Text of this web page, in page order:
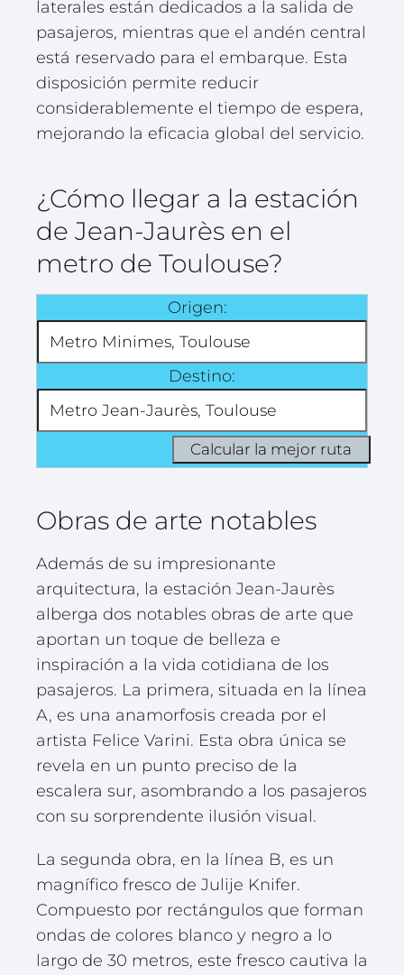
laterales están dedicados a la salida de
pasajeros, mientras que el andén central
está reservado para el embarque. Esta
disposición permite reducir
considerablemente el tiempo de espera,
mejorando la eficacia global del servicio.
¿Cómo llegar a la estación
de Jean-Jaurès en el
metro de Toulouse?
Origen:
Destino:
Obras de arte notables
Además de su impresionante
arquitectura, la estación Jean-Jaurès
alberga dos notables obras de arte que
aportan un toque de belleza e
inspiración a la vida cotidiana de los
pasajeros. La primera, situada en la línea
A, es una anamorfosis creada por el
artista Felice Varini. Esta obra única se
revela en un punto preciso de la
escalera sur, asombrando a los pasajeros
con su sorprendente ilusión visual.
La segunda obra, en la línea B, es un
magnífico fresco de Julije Knifer.
Compuesto por rectángulos que forman
ondas de colores blanco y negro a lo
largo de 30 metros, este fresco cautiva la